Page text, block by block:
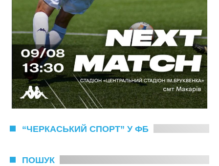
“ЧЕРКАСЬКИЙ СПОРТ” У ФБ
ПОШУК